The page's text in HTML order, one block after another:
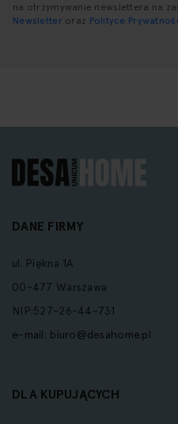
na otrzymywanie newslettera na
Newsletter oraz Polityce
DANE FIRMY
ul. Piękna 1A
00-477 Warszawa
NIP:527-26-44-731
e-mail: biuro@desahome.pl
DLA KUPUJĄCYCH